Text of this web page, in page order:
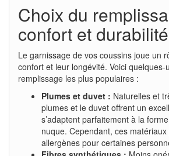
Choix du
confort et durabilité
Le garnissage de vos coussins joue un
confort et leur longévité. Voici
remplissage les plus populaires :
Plumes et duvet : Naturelles et
plumes et le duvet offrent un
s’adaptent parfaitement à la
nuque. Cependant, ces
allergènes pour certaines